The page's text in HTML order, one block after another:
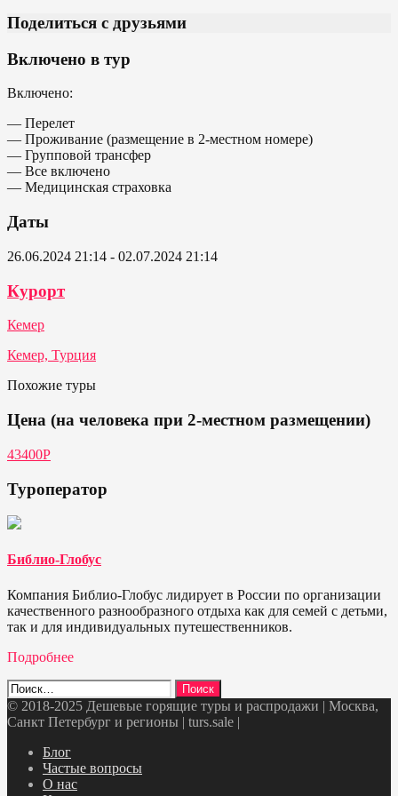
Поделиться с друзьями
Включено в тур
Включено:
— Перелет
— Проживание (размещение в 2-местном номере)
— Групповой трансфер
— Все включено
— Медицинская страховка
Даты
26.06.2024 21:14 - 02.07.2024 21:14
Курорт
Кемер
Кемер, Турция
Похожие туры
Цена (на человека при 2-местном размещении)
43400Р
Туроператор
Библио-Глобус
Компания Библио-Глобус лидирует в России по организации
качественного разнообразного отдыха как для семей с детьми,
так и для индивидуальных путешественников.
Подробнее
Найти:
© 2018-2025 Дешевые горящие туры и распродажи | Москва,
Санкт Петербург и регионы | turs.sale |
Блог
Частые вопросы
О нас